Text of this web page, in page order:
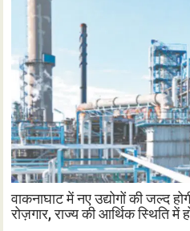
वाकनाघाट में नए उद्योगों की जल्द
रोज़गार, राज्य की आर्थिक स्थिति में